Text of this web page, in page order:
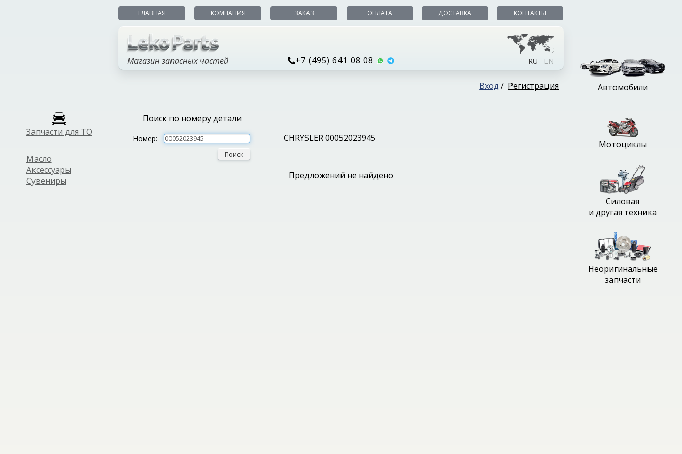
Запчасти для ТО
Масло
Аксессуары
Сувениры
ГЛАВНАЯ КОМПАНИЯ ЗАКАЗ ОПЛАТА ДОСТАВКА КОНТАКТЫ
Магазин запасных частей +7 (495) 641 08 08 RU EN
Вход / Регистрация
Поиск по номеру детали
Номер:
Поиск
CHRYSLER 00052023945
Предложений не найдено
Автомобили
Мотоциклы
Силовая
и другая техника
Неоригинальные
запчасти